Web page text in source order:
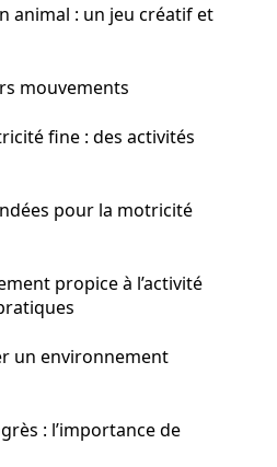
animal : un jeu créatif et
mouvements
fine : des activités
pour la motricité
propice à l’activité
un environnement
: l’importance de